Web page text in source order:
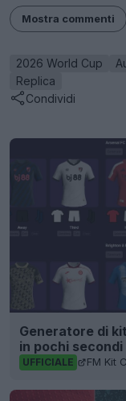
Mostra commenti
2026 World Cup
Replica
Condividi
Generatore di
in pochi secondi
UFFICIALE FM Kit